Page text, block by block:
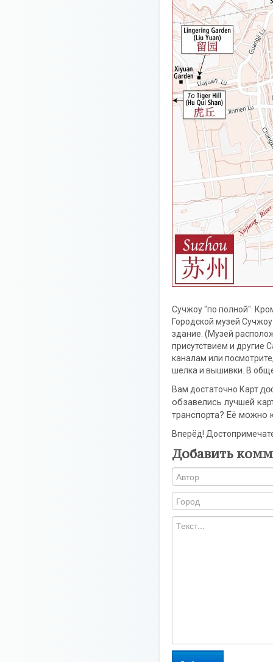
Сучжоу "по полной".
Городской музей
здание. (Музей
присутствием и другие
каналам или
шелка и вышивки. В
Вам достаточно Карт
обзавелись лучшей
транспорта? Её
Вперёд!
Добавить